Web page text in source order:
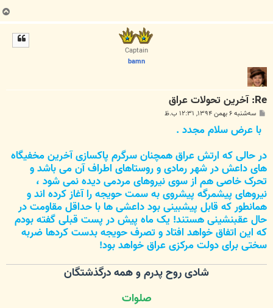
ب
ا
Captain
bamn
Re: آخرین تحولات عراق
پ
ت
سه‌شنبه ۶ بهمن ۱۳۹۴, ۱۲:۳۱ ب.ظ
با عرض سلام مجدد .
در حالی که ارتش عراق همچنان سرگرم پاکسازی آخرین مخفیگاه
های داعش در شهر رمادی و روستاهای اطراف آن می باشد و
تحرک خاصی هم از سوی نیروهای مردمی دیده نمی شود ،
نیروهای پیشمرگه پیشروی به سمت حویجه را آغاز کرده اند و
همانطور که قابل پیشبینی بود داعشی ها با حداقل مقاومت در
حال عقبنشینی هستند! یک ماه پیش در پست قبلی گفته بودم
که این اتفاق خواهد افتاد و تصرف حویجه بدست کردها ضربه
سختی برای دولت مرکزی عراق خواهد بود!
شادی روح پدرم و همه درگذشتگان
صلوات